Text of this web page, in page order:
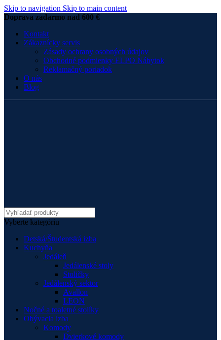
Skip to navigation Skip to main content
Doprava zadarmo nad 600 €
Kontakt
Zákaznícky servis
Zásady ochrany osobných údajov
Obchodné podmienky ELPO Nábytok
Reklamačný poriadok
O nás
Blog
Vyberte kategóriu
Detská/Študentská izba
Kuchyňa
Jedáleň
Jedálenské stoly
Stoličky
Jedálenský sektor
Avallon
LEON
Nočné a toaletné stolíky
Obývacia izba
Komody
Dvierkové komody